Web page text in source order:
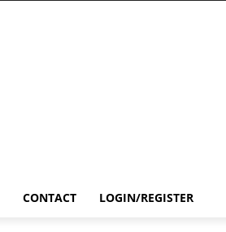
CONTACT LOGIN/REGISTER